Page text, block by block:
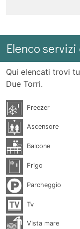
Elenco
Qui elencati trovi
Due Torri.
Freezer
Ascensore
Balcone
Frigo
Parcheggio
Tv
Vista mare